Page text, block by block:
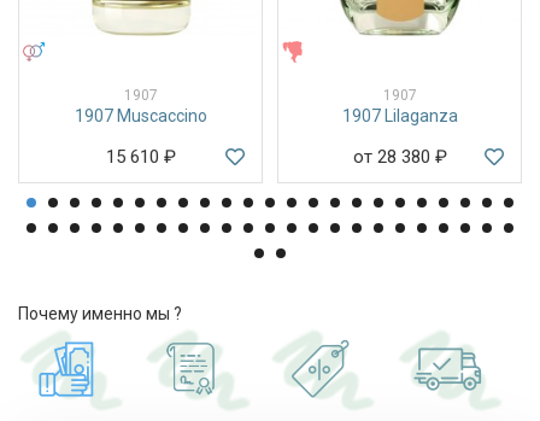
1907
1907 Muscaccino
15 610 ₽
1907
1907 Lilaganza
от 28 380 ₽
Почему именно мы ?